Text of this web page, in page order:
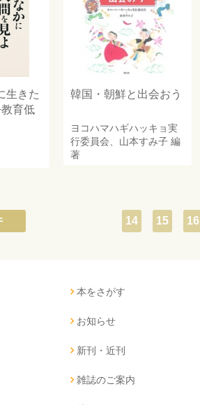
生きた
育低
韓国・朝鮮と出会おう
ヨコハマハギハッキョ実
行委員会
山本すみ子 編
著
14 15 16
本をさがす
お知らせ
新刊・近刊
雑誌のご案内